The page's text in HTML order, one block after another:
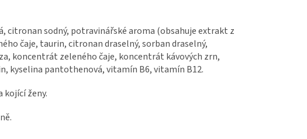
sodný, potravinářské aroma (obsahuje extrakt z
čaje, taurin, citronan draselný, sorban draselný,
koncentrát zeleného čaje, koncentrát kávových zrn,
kyselina pantothenová, vitamín B6, vitamín B12.
kojící ženy.